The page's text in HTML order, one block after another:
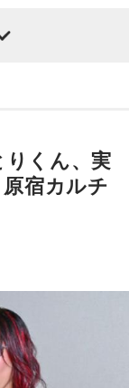
った方で、お名
です」
空襲と戦災の記
族の方とお逢い
恋人と初めて2
ですが、お互い
ツアー2026』東
観に行きま
！ でも、夏のデ
とがあるけど、
暑いんだよね。
い（笑）？ せっ
くん、実
宿カルチ